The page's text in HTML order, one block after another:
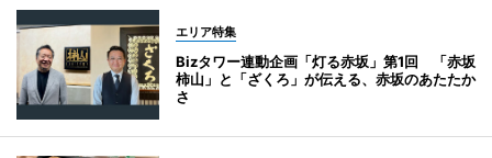
エリア特集
Bizタワー連動企画「灯る赤坂」第1回 「赤坂
柿山」と「ざくろ」が伝える、赤坂のあたたか
さ